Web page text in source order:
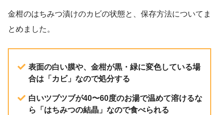
金柑のはちみつ漬けのカビの状態と、保存方法についてま
とめました。
表面の白い膜や、金柑が黒・緑に変色している場
合は「カビ」なので処分する
白いツブツブが40〜60度のお湯で温めて溶けるな
ら「はちみつの結晶」なので食べられる